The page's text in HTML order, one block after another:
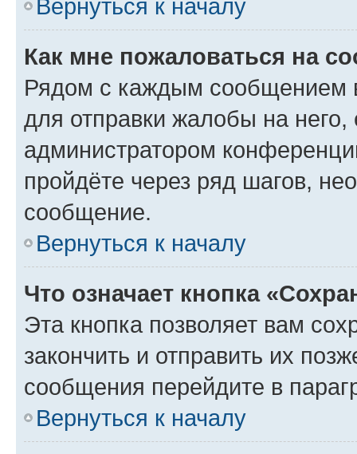
Вернуться к началу
Как мне пожаловаться на
Рядом с каждым сообщением
для отправки жалобы на
администратором
пройдёте через ряд шагов,
сообщение.
Вернуться к началу
Что означает кнопка
Эта кнопка позволяет вам
закончить и отправить их
сообщения перейдите в
Вернуться к началу